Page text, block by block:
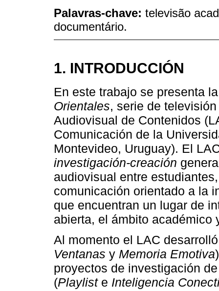
Palavras-chave: televisão
documentário.
1. INTRODUCCIÓN
En este trabajo se presenta
Orientales, serie de
Audiovisual de Contenidos
Comunicación de la
Montevideo, Uruguay). El
investigación-creación
audiovisual entre
comunicación orientado a la
que encuentran un lugar de
abierta, el ámbito académico
Al momento el LAC
Ventanas y Memoria Emotiva
proyectos de investigación
(Playliste Inteligencia